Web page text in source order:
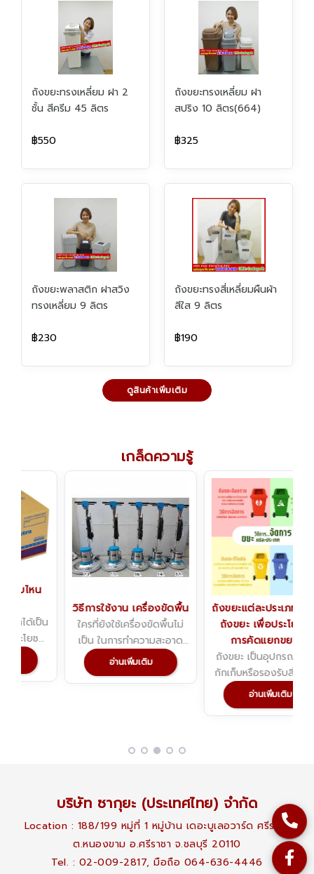
ถังขยะทรงเหลี่ยม ฝา 2
ชั้น สีครีม 45 ลิตร
฿550
ถังขยะทรงเหลี่ยม ฝา
สปริง 10 ลิตร(664)
฿325
ถังขยะพลาสติก ฝาสวิง
ทรงเหลี่ยม 9 ลิตร
฿230
ถังขยะทรงสี่เหลี่ยมผืนผ้า
สีใส 9 ลิตร
฿190
ดูสินค้าเพิ่มเติม
เกล็ดความรู้
วิธีการใช้งาน เครื่องขัดพื้น
ใครที่ยังใช้เครื่องขัดพื้นไม่
เป็น ในการทำความสะอาด
พื้นทั้งในและนอกตัวบ้าน เรา
มาดูวิธีใช้เครื่องขัดพื้นกัน
อ่านเพิ่มเติม
ถังขยะแต่ละประเภท/สีของ
ถังขยะ เพื่อประโยชน์ใน
การคัดแยกขยะกัน
ถังขยะ เป็นอุปกรณ์ที่เอาไว้
กักเก็บหรือรองรับสิ่งปฏิกูล
ของเสีย หรือสิ่งของที่ผู้คน
ไม่ต้องการเพื่อที่จะนำไป
อ่านเพิ่มเติม
บริษัท ซากุยะ (ประเทศไทย) จำกัด
Location : 188/199 หมู่ที่ 1 หมู่บ้าน เดอะบูเลอวาร์ด ศรีราชา
ต.หนองขาม อ.ศรีราชา จ.ชลบุรี 20110
Tel. : 02-009-2817, มือถือ 064-636-4446